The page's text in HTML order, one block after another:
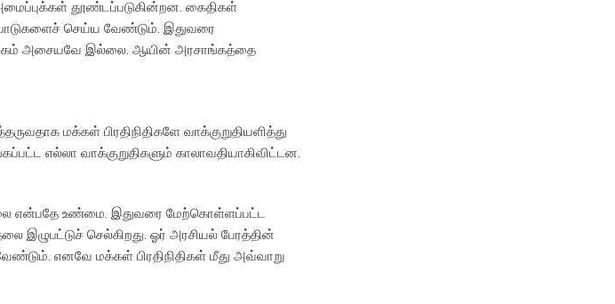
தூண்டப்படுகின்றன. கைதிகள்
செய்ய வேண்டும். இதுவரை
அசையவே இல்லை. ஆயின் அரசாங்கத்தை
மக்கள் பிரதிநிதிகளே வாக்குறுதியளித்து
எல்லா வாக்குறுதிகளும் காலாவதியாகிவிட்டன.
என்பதே உண்மை. இதுவரை மேற்கொள்ளப்பட்ட
இழுபட்டுச் செல்கிறது. ஓர் அரசியல் பேரத்தின்
எனவே மக்கள் பிரதிநிதிகள் மீது அவ்வாறு